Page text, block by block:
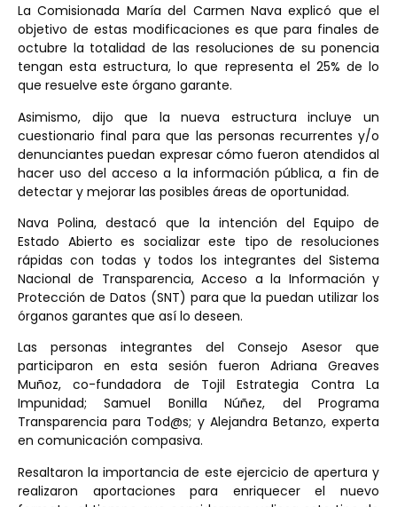
La Comisionada María del Carmen Nava explicó que el
objetivo de estas modificaciones es que para finales de
octubre la totalidad de las resoluciones de su ponencia
tengan esta estructura, lo que representa el 25% de lo
que resuelve este órgano garante.
Asimismo, dijo que la nueva estructura incluye un
cuestionario final para que las personas recurrentes y/o
denunciantes puedan expresar cómo fueron atendidos al
hacer uso del acceso a la información pública, a fin de
detectar y mejorar las posibles áreas de oportunidad.
Nava Polina, destacó que la intención del Equipo de
Estado Abierto es socializar este tipo de resoluciones
rápidas con todas y todos los integrantes del Sistema
Nacional de Transparencia, Acceso a la Información y
Protección de Datos (SNT) para que la puedan utilizar los
órganos garantes que así lo deseen.
Las personas integrantes del Consejo Asesor que
participaron en esta sesión fueron Adriana Greaves
Muñoz, co-fundadora de Tojil Estrategia Contra La
Impunidad; Samuel Bonilla Núñez, del Programa
Transparencia para Tod@s; y Alejandra Betanzo, experta
en comunicación compasiva.
Resaltaron la importancia de este ejercicio de apertura y
realizaron aportaciones para enriquecer el nuevo